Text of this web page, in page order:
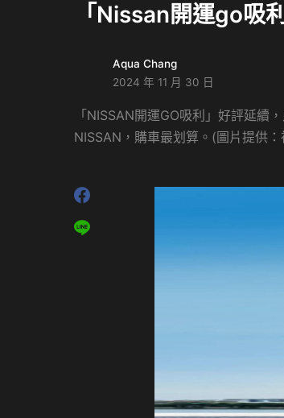
「Nissan開運go
Aqua Chang
2024 年 11 月 30 日
「NISSAN開運GO吸利」好評延續
NISSAN，購車最划算。(圖片提供：